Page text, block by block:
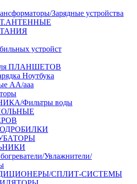
Зарядные устройства
устройст
ПЛАНШЕТОВ
Ноутбука
АА/ааа
Фильтры воды
Увлажнители/
СПЛИТ-СИСТЕМЫ